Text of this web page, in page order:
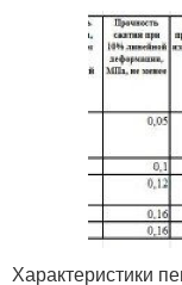
Характеристики